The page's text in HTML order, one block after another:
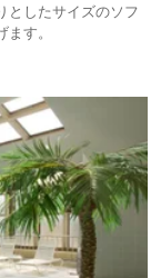
としたサイズのソフ
す。